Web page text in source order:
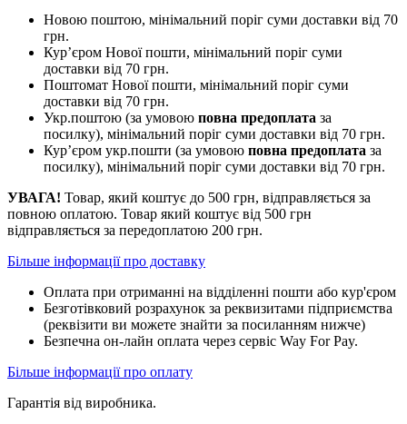
Новою поштою, мінімальний поріг суми доставки від 70
грн.
Кур’єром Нової пошти, мінімальний поріг суми
доставки від 70 грн.
Поштомат Нової пошти, мінімальний поріг суми
доставки від 70 грн.
Укр.поштою (за умовою повна предоплата за
посилку), мінімальний поріг суми доставки від 70 грн.
Кур’єром укр.пошти (за умовою повна предоплата за
посилку), мінімальний поріг суми доставки від 70 грн.
УВАГА! Товар, який коштує до 500 грн, відправляється за
повною оплатою. Товар який коштує від 500 грн
відправляється за передоплатою 200 грн.
Більше інформації про доставку
Оплата при отриманні на відділенні пошти або кур'єром
Безготівковий розрахунок за реквизитами підприємства
(реквізити ви можете знайти за посиланням нижче)
Безпечна он-лайн оплата через сервіс Way For Pay.
Більше інформації про оплату
Гарантія від виробника.